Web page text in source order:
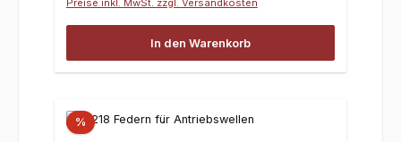
Preise inkl. MwSt. zzgl. Versandkosten
In den Warenkorb
%